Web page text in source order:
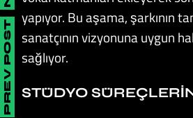
yapıyor. Bu aşama, şarkının
sanatçının vizyonuna uygun
sağlıyor.
STÜDYO
PREV POST